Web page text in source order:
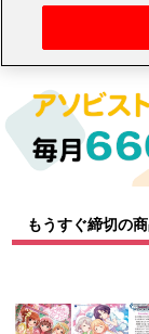
ゲーム
EVENT
アイドルマスター
アイドルマスター
学園アイドルマスタ
プロジェクトアイ
もうすぐ締切の